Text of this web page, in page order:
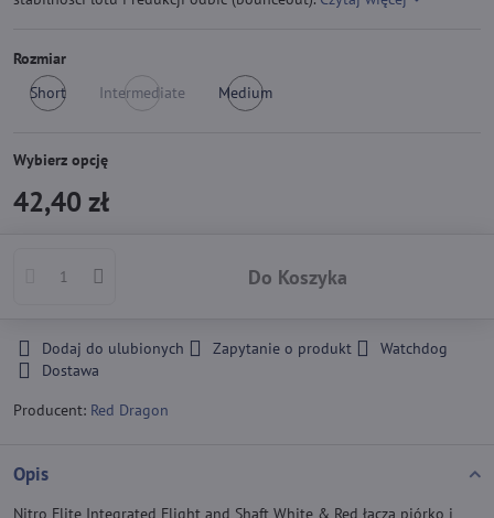
Rozmiar
Short
Intermediate
Medium
Wybierz opcję
42,40 zł
Do Koszyka
Dodaj do ulubionych Zapytanie o produkt
Watchdog
Dostawa
Producent: Red Dragon
Opis
Nitro Flite Integrated Flight and Shaft White & Red łączą piórko i